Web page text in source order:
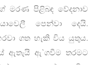
පිළිබඳ වේදනාව
පෙන්වා දෙයි.
ගත හැකි විය යුතුය.
ඇතැයි ඇ`ගවීම තරමට